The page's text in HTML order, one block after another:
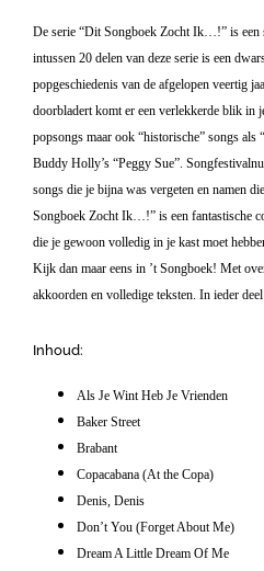
De serie “Dit Songboek Zocht Ik…!” is een
intussen 20 delen van deze serie is een
popgeschiedenis van de afgelopen veertig
doorbladert komt er een verlekkerde blik in
popsongs maar ook “historische” songs
Buddy Holly’s “Peggy Sue” .
songs die je bijna was vergeten en namen
Songboek Zocht Ik…!” is een fantastische
die je gewoon volledig in je kast moet
Kijk dan maar eens in ’t Songboek! Met
akkoorden en volledige teksten. In ieder
Inhoud:
Als Je Wint Heb Je Vrienden
Baker Street
Brabant
Copacabana (At the Copa)
Denis, Denis
Don’t You (Forget About Me)
Dream A Little Dream Of Me